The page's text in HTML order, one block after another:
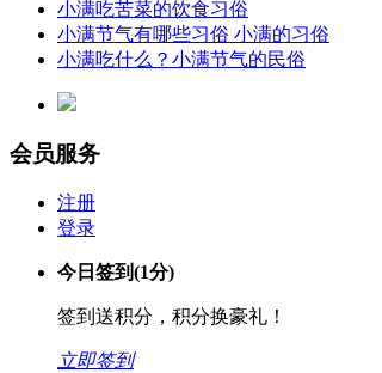
小满吃苦菜的饮食习俗
小满节气有哪些习俗 小满的习俗
小满吃什么？小满节气的民俗
会员服务
注册
登录
今日签到(1分)
签到送积分，积分换豪礼！
立即签到